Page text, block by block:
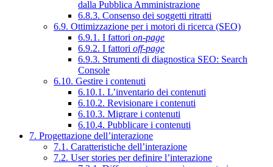
dalla Pubblica Amministrazione
6.8.3. Consenso dei soggetti ritratti
6.9. Ottimizzazione per i motori di ricerca (SEO)
6.9.1. I fattori on-page
6.9.2. I fattori off-page
6.9.3. Strumenti di diagnostica SEO: Search
Console
6.10. Gestire i contenuti
6.10.1. L’inventario dei contenuti
6.10.2. Revisionare i contenuti
6.10.3. Migrare i contenuti
6.10.4. Pubblicare i contenuti
7. Progettazione dell’interazione
7.1. Caratteristiche dell’interazione
7.2. User stories per definire l’interazione